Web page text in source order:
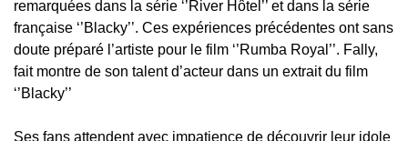
remarquées dans la série ‘’River Hôtel’’ et dans la série
française ‘’Blacky’’. Ces expériences précédentes ont sans
doute préparé l’artiste pour le film ‘’Rumba Royal’’. Fally,
fait montre de son talent d’acteur dans un extrait du film
‘’Blacky’’
Ses fans attendent avec impatience de découvrir leur idole